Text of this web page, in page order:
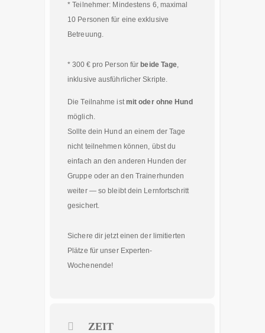
* Teilnehmer: Mindestens 6, maximal
10 Personen für eine exklusive
Betreuung.
* 300 € pro Person für beide Tage,
inklusive ausführlicher Skripte.
Die Teilnahme istmit oder ohne Hund
möglich.
Sollte dein Hund an einem der Tage
nicht teilnehmen können, übst du
einfach an den anderen Hunden der
Gruppe oder an den Trainerhunden
weiter — so bleibt dein Lernfortschritt
gesichert.
Sichere dir jetzt einen der limitierten
Plätze für unser Experten-
Wochenende!
ZEIT